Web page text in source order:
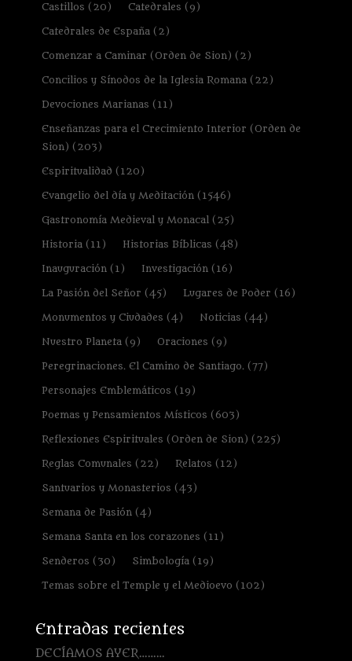
Castillos (20) Catedrales (9)
Catedrales de España(2)
Comenzar a Caminar (Orden de Sion) (2)
Concilios y Sínodos de la Iglesia Romana(22)
Devociones Marianas (11)
Enseñanzas para el Crecimiento Interior (Orden de
Sion) (203)
Espiritualidad (120)
Evangelio del día y Meditación(1546)
Gastronomía Medieval y Monacal(25)
Historia(11) Historias Bíblicas (48)
Inauguración(1) Investigación(16)
La Pasión del Señor (45) Lugares de Poder (16)
Monumentos y Ciudades (4) Noticias (44)
Nuestro Planeta(9) Oraciones (9)
Peregrinaciones. El Camino de Santiago.(77)
Personajes Emblemáticos (19)
Poemas y Pensamientos Místicos (603)
Reflexiones Espirituales (Orden de Sion) (225)
Reglas Comunales (22) Relatos (12)
Santuarios y Monasterios (43)
Semana de Pasión(4)
Semana Santa en los corazones (11)
Senderos (30) Simbología(19)
Temas sobre el Temple y el Medioevo (102)
Entradas recientes
DECÍAMOS AYER………